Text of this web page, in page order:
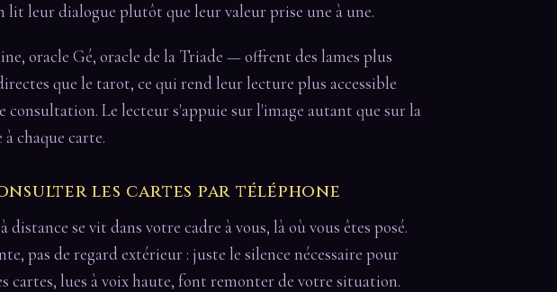
lit leur dialogue plutôt que leur valeur prise une à une.
oracle Gé, oracle de la Triade — offrent des lames plus
que le tarot, ce qui rend leur lecture plus accessible
consultation. Le lecteur s'appuie sur l'image autant que sur la
chaque carte.
les cartes par téléphone
se vit dans votre cadre à vous, là où vous êtes posé.
pas de regard extérieur : juste le silence nécessaire pour
cartes, lues à voix haute, font remonter de votre situation.